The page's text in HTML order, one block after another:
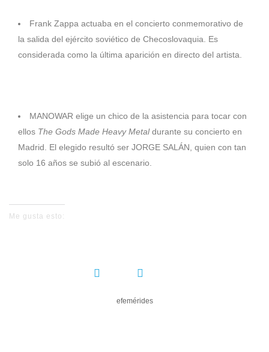
Frank Zappa actuaba en el concierto conmemorativo de
la salida del ejército soviético de Checoslovaquia. Es
considerada como la última aparición en directo del artista.
MANOWAR elige un chico de la asistencia para tocar con
ellos The Gods Made Heavy Metaldurante su concierto en
Madrid. El elegido resultó ser JORGE SALÁN, quien con tan
solo 16 años se subió al escenario.
Me gusta esto:
efemérides